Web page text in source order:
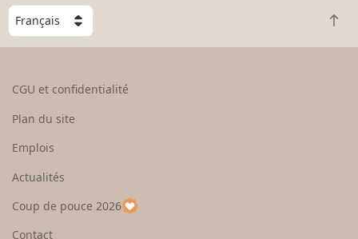
C
h
o
e
u
p
a
R
e
CGU et confidentialité
Plan du site
Emplois
Actualités
Coup de pouce 2026
Contact